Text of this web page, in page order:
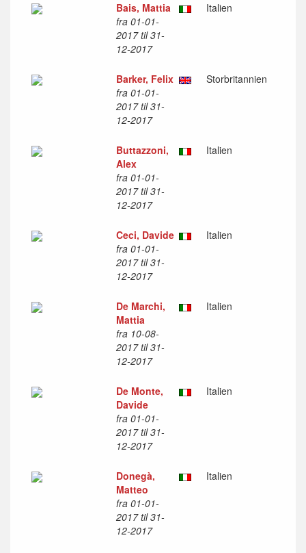
Bais, Mattia
fra 01-01-
2017 til 31-
12-2017
Italien
Barker, Felix
fra 01-01-
2017 til 31-
12-2017
Storbritannien
Buttazzoni,
Alex
fra 01-01-
2017 til 31-
12-2017
Italien
Ceci, Davide
fra 01-01-
2017 til 31-
12-2017
Italien
De Marchi,
Mattia
fra 10-08-
2017 til 31-
12-2017
Italien
De Monte,
Davide
fra 01-01-
2017 til 31-
12-2017
Italien
Donegà,
Matteo
fra 01-01-
2017 til 31-
12-2017
Italien